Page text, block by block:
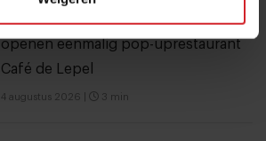
Joris Bijdendijk en Samuel Levie
openen eenmalig pop-uprestaurant
Café de Lepel
4 augustus 2026 3 min